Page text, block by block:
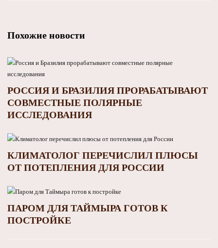
Похожие новости
РОССИЯ И БРАЗИЛИЯ ПРОРАБАТЫВАЮТ
СОВМЕСТНЫЕ ПОЛЯРНЫЕ
ИССЛЕДОВАНИЯ
КЛИМАТОЛОГ ПЕРЕЧИСЛИЛ ПЛЮСЫ
ОТ ПОТЕПЛЕНИЯ ДЛЯ РОССИИ
ПАРОМ ДЛЯ ТАЙМЫРА ГОТОВ К
ПОСТРОЙКЕ